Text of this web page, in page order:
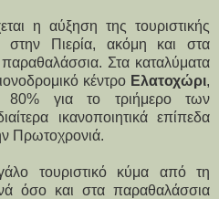
η αύξηση της τουριστικής
Πιερία, ακόμη και στα
παραθαλάσσια. Στα καταλύματα
κέντρο Ελατοχώρι,
80% για το τριήμερο των
ικανοποιητικά επίπεδα
Πρωτοχρονιά.
τουριστικό κύμα από τη
όσο και στα παραθαλάσσια